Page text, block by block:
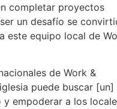
completar proyectos
un desafío se
este equipo local de
de Work &
puede buscar [un]
empoderar a los